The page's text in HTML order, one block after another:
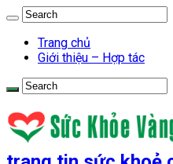
Trang chủ
Giới thiệu – Hợp tác